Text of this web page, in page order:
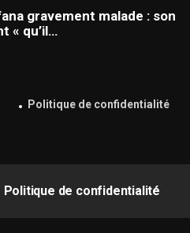
gravement malade : son
« qu’il…
Politique de confidentialité
Politique de confidentialité